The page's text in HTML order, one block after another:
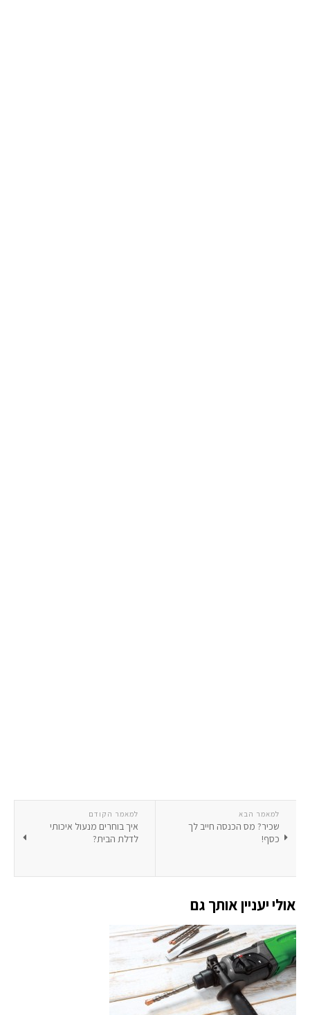
למאמר הקודם
איך בוחרים מנעול איכותי
לדלת הבית?
למאמר הבא
שכיר? מס הכנסה חייב לך
כסף!
אולי יעניין אותך גם